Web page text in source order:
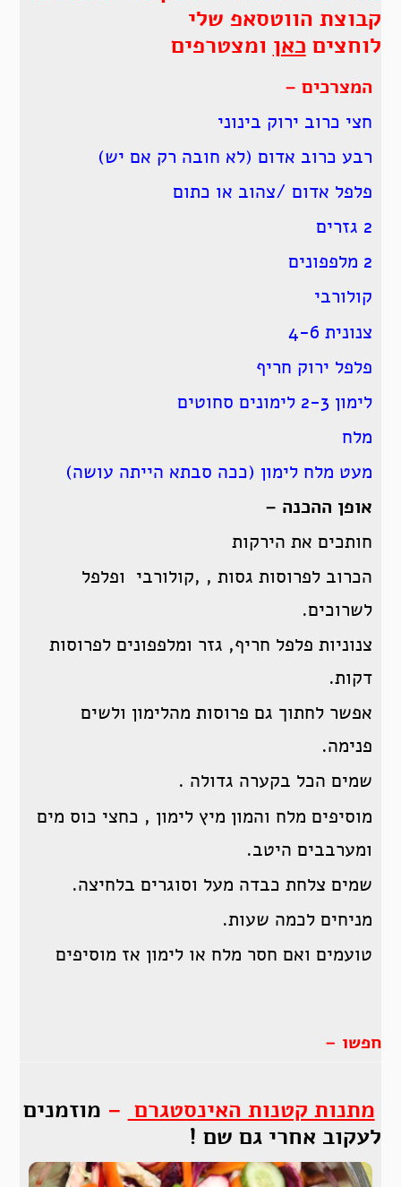
קבוצת הווטסאפ שלי
לוחצים כאן ומצטרפים
המצרכים –
חצי כרוב ירוק בינוני
רבע כרוב אדום (לא חובה רק אם יש)
פלפל אדום /צהוב או כתום
2 גזרים
2 מלפפונים
קולורבי
צנונית 4-6
פלפל ירוק חריף
לימון 2-3 לימונים סחוטים
מלח
מעט מלח לימון (ככה סבתא הייתה עושה)
אופן ההכנה –
חותכים את הירקות
הכרוב לפרוסות גסות , ,קולורבי ופלפל
לשרוכים.
צנוניות פלפל חריף, גזר ומלפפונים לפרוסות
דקות.
אפשר לחתוך גם פרוסות מהלימון ולשים
פנימה.
שמים הכל בקערה גדולה .
מוסיפים מלח והמון מיץ לימון , כחצי כוס מים
ומערבבים היטב.
שמים צלחת כבדה מעל וסוגרים בלחיצה.
מניחים לכמה שעות.
טועמים ואם חסר מלח או לימון אז מוסיפים
חפשו –
מתנות קטנות האינסטגרם – מוזמנים
לעקוב אחרי גם שם !